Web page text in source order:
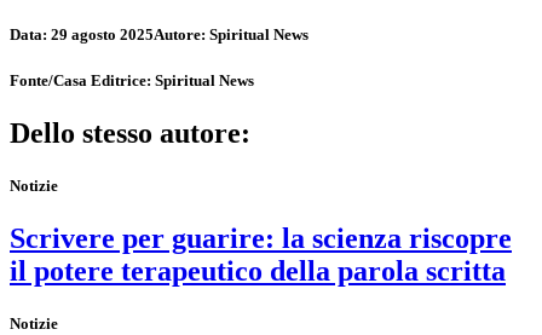
Data: 29 agosto 2025Autore: Spiritual News
Fonte/Casa Editrice: Spiritual News
Dello stesso autore:
Notizie
Scrivere per guarire: la scienza riscopre
il potere terapeutico della parola scritta
Notizie